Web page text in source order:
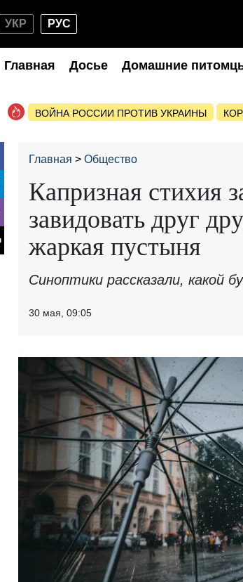
УКР РУС
Главная Досье Домашние
ВОЙНА РОССИИ ПРОТИВ УКРАИНЫ
Главная Общество
Капризная стихия
завидовать друг
жаркая пустыня
Синоптики рассказали, какой
30 мая, 09:05